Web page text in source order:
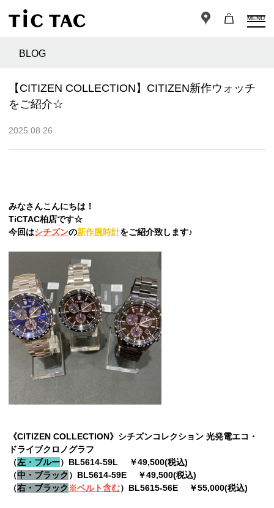
MENU
BLOG
【CITIZEN COLLECTION】CITIZEN新作ウォッチ
をご紹介☆
2025.08.26
みなさんこんにちは！
TiCTAC柏店です☆
今回はシチズンの新作腕時計をご紹介致します♪
《CITIZEN COLLECTION》シチズンコレクション 光発電エコ・
ドライブクロノグラフ
（左・ブルー）BL5614-59L ￥49,500(税込)
（中・ブラック ）BL5614-59E ￥49,500(税込)
（右・ブラック ※ベルト含む）BL5615-56E ￥55,000(税込)